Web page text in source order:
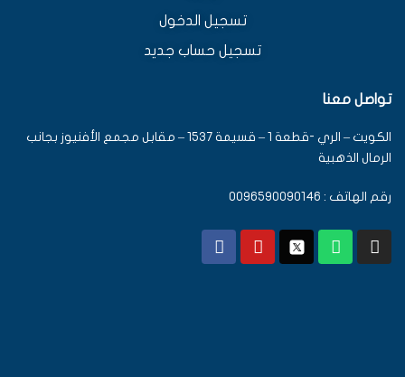
تسجيل الدخول
تسجيل حساب جديد
تواصل معنا
الكويت – الري -قطعة 1 – قسيمة 1537 – مقابل مجمع الأفنيوز بجانب
الرمال الذهبية
رقم الهاتف : 0096590090146